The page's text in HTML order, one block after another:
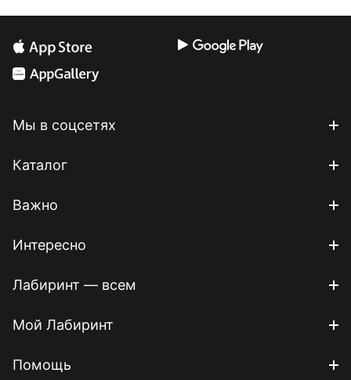
Мы в соцсетях
Каталог
Важно
Интересно
Лабиринт — всем
Мой Лабиринт
Помощь